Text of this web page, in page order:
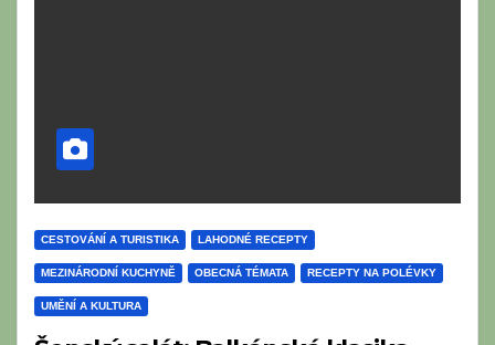
CESTOVÁNÍ A TURISTIKA LAHODNÉ RECEPTY
MEZINÁRODNÍ KUCHYNĚ OBECNÁ TÉMATA RECEPTY NA POLÉVKY
UMĚNÍ A KULTURA